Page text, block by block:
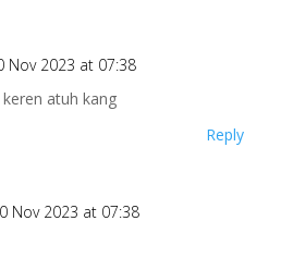
Nov 2023 at 07:38
atuh kang
Reply
Nov 2023 at 07:38